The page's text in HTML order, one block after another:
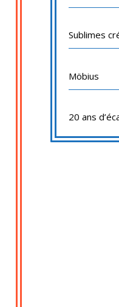
Sublimes
Möbius
20 ans